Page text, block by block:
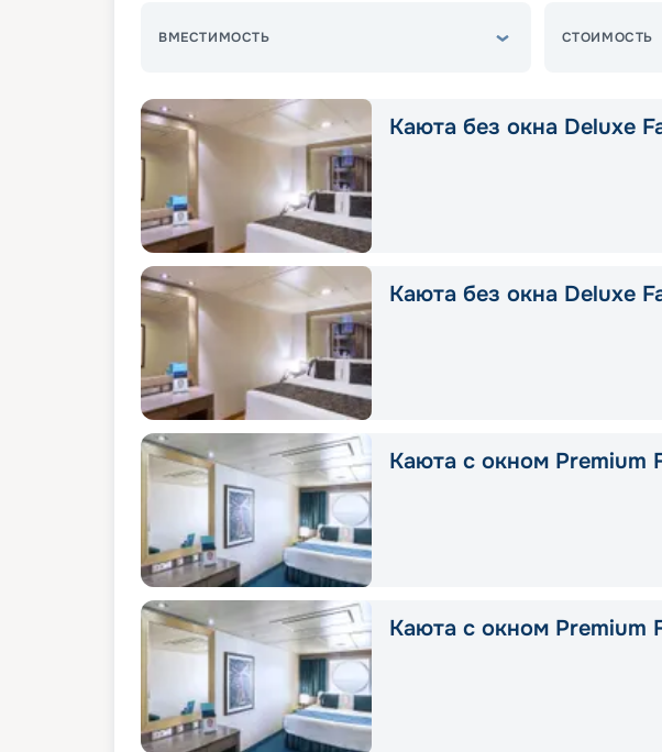
ВМЕСТИМОСТЬ СТОИМОСТЬ
Каюта без окна Deluxe
Каюта без окна Deluxe
Каюта с окном Premium
Каюта с окном Premium